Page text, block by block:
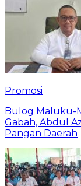
Promosi
Bulog Maluku-
Gabah, Abdul
Pangan Daerah